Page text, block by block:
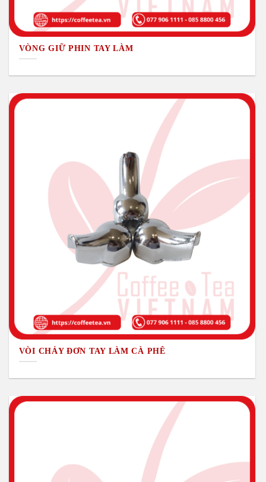
VÒNG GIỮ PHIN TAY LÀM
VÒI CHẢY ĐƠN TAY LÀM CÀ PHÊ